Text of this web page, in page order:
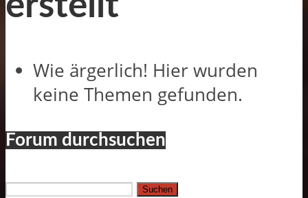
Wie ärgerlich! Hier wurden
keine Themen gefunden.
Forum durchsuchen
Suchen